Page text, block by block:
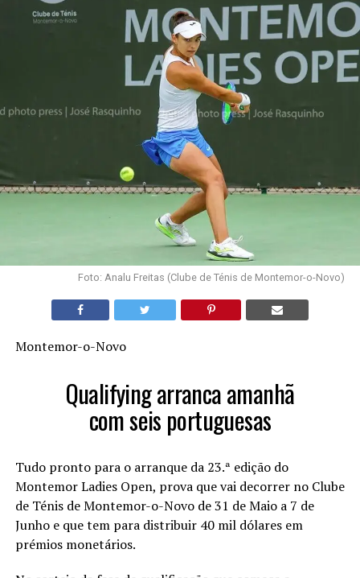
Foto: Analu Freitas (Clube de Ténis de Montemor-o-Novo)
Montemor-o-Novo
Qualifying arranca amanhã
com seis portuguesas
Tudo pronto para o arranque da 23.ª edição do
Montemor Ladies Open, prova que vai decorrer no Clube
de Ténis de Montemor-o-Novo de 31 de Maio a 7 de
Junho e que tem para distribuir 40 mil dólares em
prémios monetários.